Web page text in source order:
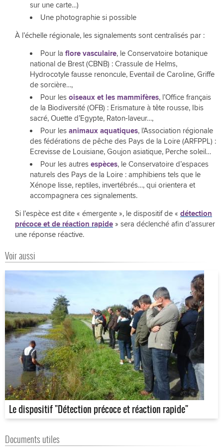
sur une carte…)
Une photographie si possible
À l’échelle régionale, les signalements sont centralisés par :
Pour la flore vasculaire, le Conservatoire botanique
national de Brest (CBNB) : Crassule de Helms,
Hydrocotyle fausse renoncule, Eventail de Caroline, Griffe
de sorcière…,
Pour les oiseaux et les mammifères, l’Office français
de la Biodiversité (OFB) : Erismature à tête rousse, Ibis
sacré, Ouette d’Egypte, Raton-laveur…,
Pour les animaux aquatiques, l’Association régionale
des fédérations de pêche des Pays de la Loire (ARFPPL) :
Ecrevisse de Louisiane, Goujon asiatique, Perche soleil…
Pour les autres espèces, le Conservatoire d’espaces
naturels des Pays de la Loire : amphibiens tels que le
Xénope lisse, reptiles, invertébrés…, qui orientera et
accompagnera ces signalements.
Si l’espèce est dite « émergente », le dispositif de « détection
précoce et de réaction rapide » sera déclenché afin d’assurer
une réponse réactive.
Voir aussi
Le dispositif "Détection précoce et réaction rapide"
Documents utiles